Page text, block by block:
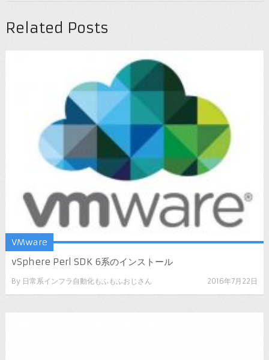
Related Posts
VMware
vSphere Perl SDK 6系のインストール
By 日常系インフラ自動化もふもふおじさん 2016年7月22日